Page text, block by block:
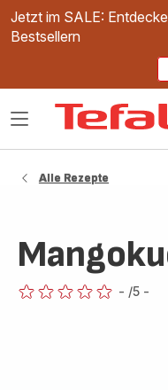
Jetzt im SALE:
Bestsellern
Das
Alle Rezepte
- /5 -